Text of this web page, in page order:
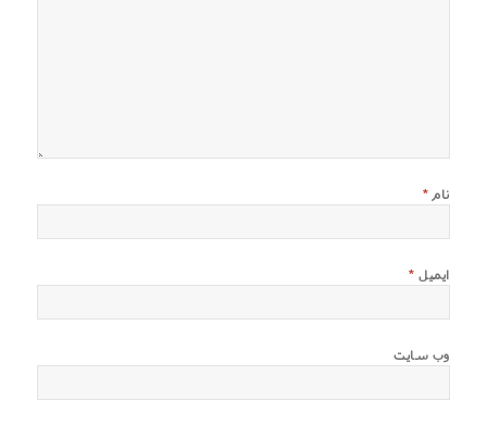
نام *
ایمیل *
وب‌ سایت